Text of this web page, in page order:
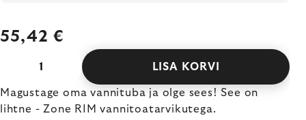
55,42 €
LISA KORVI
Magustage oma vannituba ja olge sees! See on
lihtne - Zone RIM vannitoatarvikutega.